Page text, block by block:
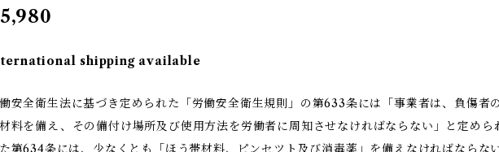
shipping available
安全衛生法に基づき定められた「労働安全衛生規則」の第633条には「事業者は、負傷者
料を備え、その備付け場所及び使用方法を労働者に周知させなければならない」と定めら
第634条には、少なくとも「ほう帯材料、ピンセツト及び消毒薬」を備えなければならな